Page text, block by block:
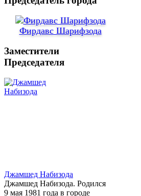
Фирдавс Шарифзода
Заместители
Председателя
Джамшед Набизода
Джамшед Набизода. Родился
9 мая 1981 года в городе